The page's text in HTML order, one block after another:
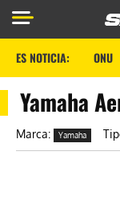
ES NOTICIA: ONU
Yamaha
Marca: Yamaha